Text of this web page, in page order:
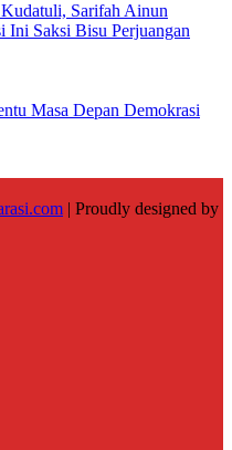
Sarifah Ainun
Ini Saksi Bisu Perjuangan
Masa Depan Demokrasi
| Proudly designed by